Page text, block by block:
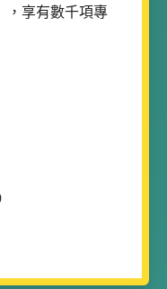
，享有數千項專